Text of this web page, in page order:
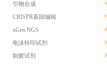
引物合成
CRISPR基因编辑
xGen NGS
电泳转印试剂
制胶试剂